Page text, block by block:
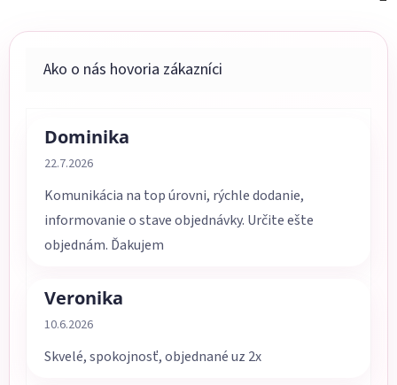
Dominika
Hodnotenie obchodu je 5 z 5 hviezdičiek.
22.7.2026
Komunikácia na top úrovni, rýchle dodanie,
informovanie o stave objednávky. Určite ešte
objednám. Ďakujem
Veronika
Hodnotenie obchodu je 5 z 5 hviezdičiek.
10.6.2026
Skvelé, spokojnosť, objednané uz 2x